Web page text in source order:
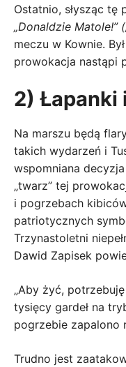
Ostatnio, słysząc tę
„Donaldzie Matole!”
meczu w Kownie.
prowokacja nastąpi
2) Łapanki
Na marszu będą
takich wydarzeń i
wspomniana
„twarz” tej
i pogrzebach
patriotycznych
Trzynastoletni
Dawid Zapisek
„Aby żyć,
tysięcy gardeł na
pogrzebie zapalono
Trudno jest